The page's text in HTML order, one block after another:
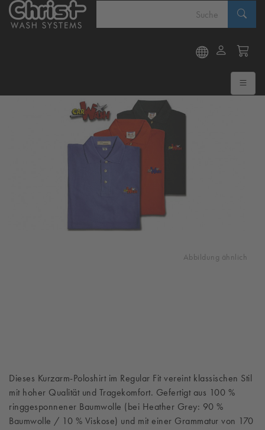
Abbildung ähnlich
Dieses Kurzarm-Poloshirt im Regular Fit vereint klassischen Stil
mit hoher Qualität und Tragekomfort. Gefertigt aus 100 %
ringgesponnener Baumwolle (bei Heather Grey: 90 %
Baumwolle / 10 % Viskose) und mit einer Grammatur von 170